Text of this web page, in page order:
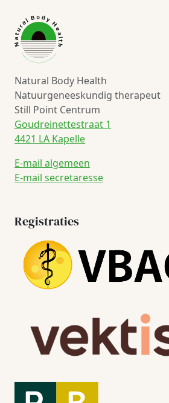
Natural Body Health
Natuurgeneeskundig therapeut
Still Point Centrum
Goudreinettestraat 1
4421 LA Kapelle
E-mail algemeen
E-mail secretaresse
Registraties